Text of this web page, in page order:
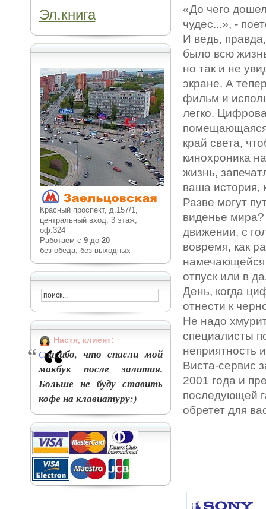
Эл.книга
Красный проспект, д.157/1,
центральный вход, 3 этаж,
оф.324
Работаем с 9до 20
без обеда, без выходных
Настя, клиент:
Спасибо, что спаcли мой
макбук после залития.
Больше не буду ставить
кофе на клавиатуру:)
«До чего
чудес...», -
И ведь,
было всю
но так и не
экране. А
фильм и
легко.
помещающаяся
край света,
кинохроника
жизнь,
ваша история,
Разве могут
виденье
движении, с
вовремя, как
намечающейся
отпуск или в
День, когда
отнести к
Не надо
специалисты
неприятность
Виста-сервис
2001 года и
последующей
обретет для